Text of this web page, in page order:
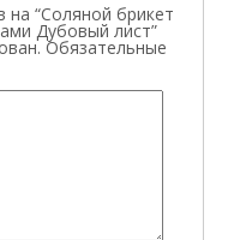
на “Соляной брикет
Дубовый лист”
Обязательные